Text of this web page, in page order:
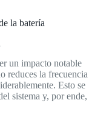
la batería
un impacto notable
reduces la frecuencia
Esto se
sistema y, por ende,